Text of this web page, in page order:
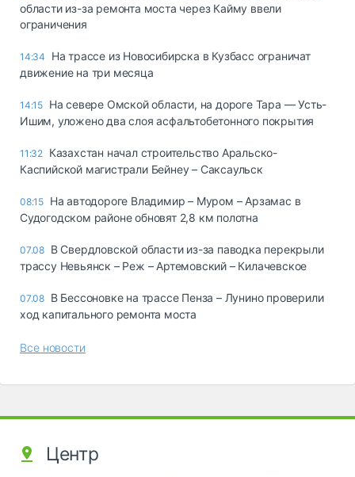
области из-за ремонта моста через Кайму ввели
ограничения
14:34
На трассе из Новосибирска в Кузбасс ограничат
движение на три месяца
14:15 На севере Омской области, на дороге Тара — Усть-
Ишим, уложено два слоя асфальтобетонного покрытия
11:32 Казахстан начал строительство Аральско-
Каспийской магистрали Бейнеу – Саксаульск
08:15 На автодороге Владимир – Муром – Арзамас в
Судогодском районе обновят 2,8 км полотна
07.08 В Свердловской области из-за паводка перекрыли
трассу Невьянск – Реж – Артемовский – Килачевское
07.08 В Бессоновке на трассе Пенза – Лунино проверили
ход капитального ремонта моста
Все новости
Центр